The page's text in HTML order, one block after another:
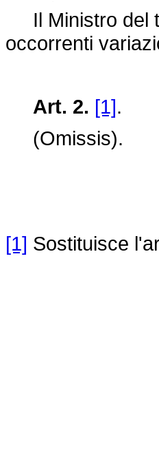
Il Ministro del
occorrenti
Art. 2. [1].
(Omissis).
[1] Sostituisce